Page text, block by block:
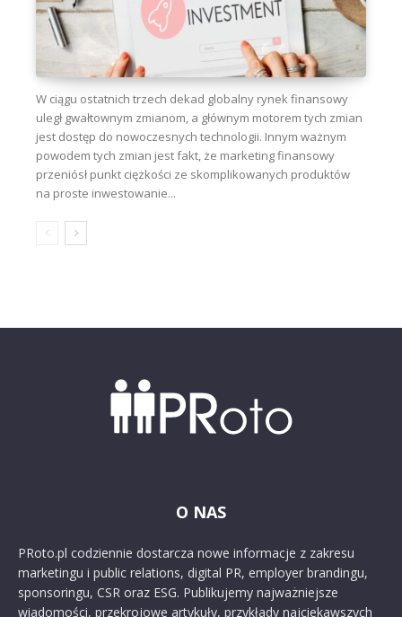
W ciągu ostatnich trzech dekad globalny rynek finansowy
uległ gwałtownym zmianom, a głównym motorem tych zmian
jest dostęp do nowoczesnych technologii. Innym ważnym
powodem tych zmian jest fakt, że marketing finansowy
przeniósł punkt ciężkości ze skomplikowanych produktów
na proste inwestowanie...
O NAS
PRoto.pl codziennie dostarcza nowe informacje z zakresu
marketingu i public relations, digital PR, employer brandingu,
sponsoringu, CSR oraz ESG. Publikujemy najważniejsze
wiadomości, przekrojowe artykuły, przykłady najciekawszych